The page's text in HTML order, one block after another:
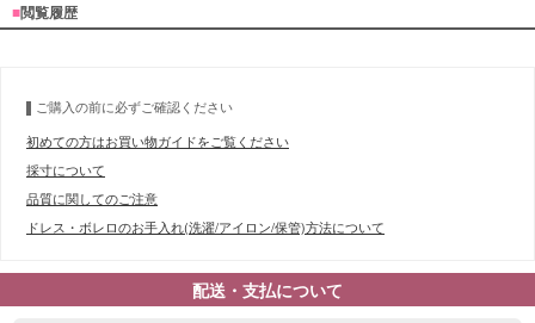
■閲覧履歴
ご購入の前に必ずご確認ください
初めての方はお買い物ガイドをご覧ください
採寸について
品質に関してのご注意
ドレス・ボレロのお手入れ(洗濯/アイロン/保管)方法について
配送・支払について